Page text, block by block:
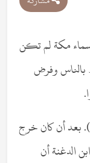
سماء مكة لم تكن
بالناس وفرض
وقد دخل أبو بكر في جوار ابن الدغنة (1). بعد أن كان خرج
الدغنة أن